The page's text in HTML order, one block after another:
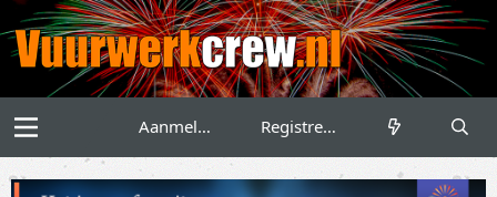
Aanmelden Registreren